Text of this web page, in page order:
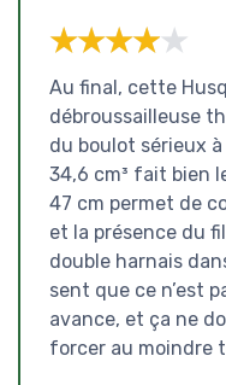
★★★★★
★★★★★
Au final, cette
débroussailleuse
du boulot sérieux
34,6 cm³ fait bien
47 cm permet de
et la présence du
double harnais
sent que ce n’est
avance, et ça ne
forcer au moindre